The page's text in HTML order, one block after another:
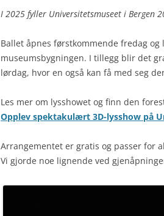
I 2025 fyller Universitetsmuseet i Bergen
Ballet åpnes førstkommende fredag
museumsbygningen. I tillegg blir det
lørdag, hvor en også kan få med seg
Les mer om lysshowet og finn den
Opplev spektakulært 3D-lysshow på
Arrangementet er gratis og passer for
Vi gjorde noe lignende ved